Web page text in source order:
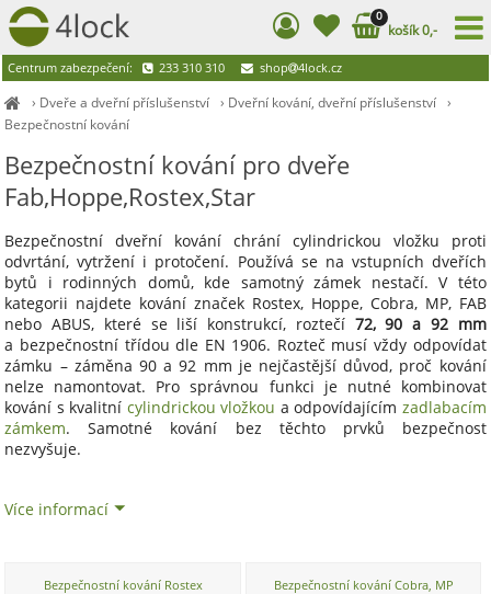
› Dveře a dveřní příslušenství › Dveřní kování, dveřní příslušenství ›
Bezpečnostní kování
Bezpečnostní kování pro dveře
Fab,Hoppe,Rostex,Star
Bezpečnostní dveřní kování chrání cylindrickou vložku proti
odvrtání, vytržení i protočení. Používá se na vstupních dveřích
bytů i rodinných domů, kde samotný zámek nestačí. V této
kategorii najdete kování značek Rostex, Hoppe, Cobra, MP, FAB
nebo ABUS, které se liší konstrukcí, roztečí 72, 90 a 92 mm
a bezpečnostní třídou dle EN 1906. Rozteč musí vždy odpovídat
zámku – záměna 90 a 92 mm je nejčastější důvod, proč kování
nelze namontovat. Pro správnou funkci je nutné kombinovat
kování s kvalitní cylindrickou vložkou a odpovídajícím zadlabacím
zámkem. Samotné kování bez těchto prvků bezpečnost
nezvyšuje.
Více informací
Bezpečnostní kování Rostex Bezpečnostní kování Cobra, MP
0
košík 0,-
Centrum zabezpečení: 233 310 310 shop 4lock.cz